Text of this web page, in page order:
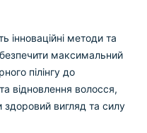
інноваційні методи та
максимальний
пілінгу до
відновлення волосся,
вигляд та силу